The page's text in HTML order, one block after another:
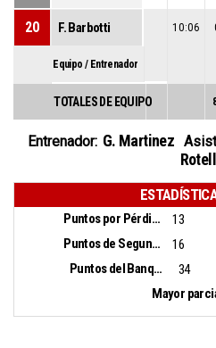
20 F. Barbotti 10:06
Equipo / Entrenador
TOTALES DE EQUIPO
Entrenador: G. Martinez
Puntos por Pérdidas: 13
Puntos de Segunda Oportunidad:
16
Puntos del Banquillo:
34
Mayor